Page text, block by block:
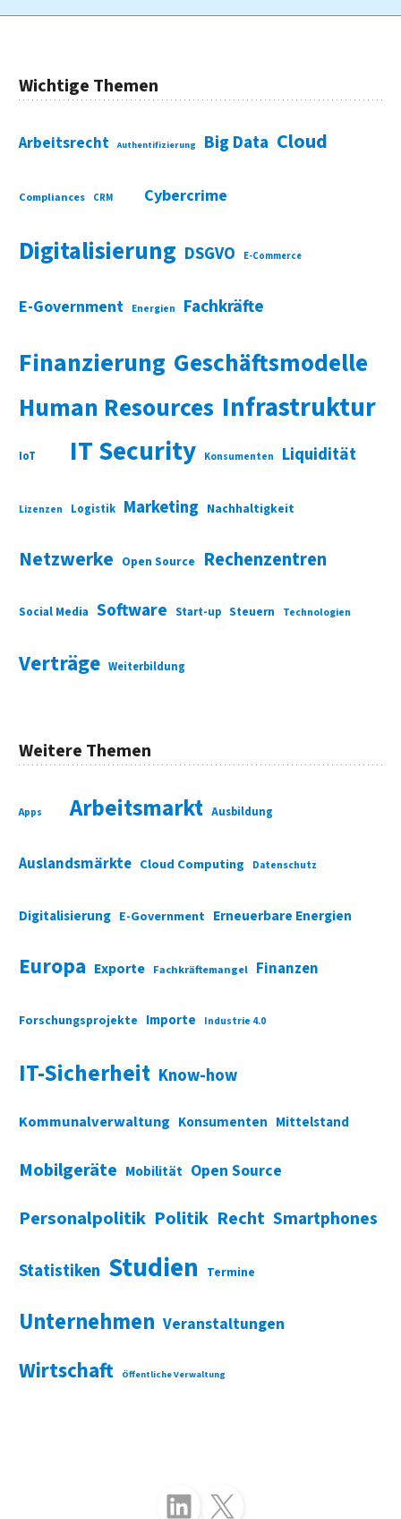
Wichtige Themen
Arbeitsrecht Authentifizierung Big Data Cloud
Compliances CRM Cybercrime
Digitalisierung DSGVO E-Commerce
E-Government Energien Fachkräfte
Finanzierung Geschäftsmodelle
Human Resources Infrastruktur
IoT IT Security Konsumenten Liquidität
Lizenzen Logistik Marketing Nachhaltigkeit
Netzwerke Open Source Rechenzentren
Social Media Software Start-up Steuern Technologien
Verträge Weiterbildung
Weitere Themen
Apps Arbeitsmarkt Ausbildung
Auslandsmärkte Cloud Computing Datenschutz
Digitalisierung E-Government Erneuerbare Energien
Europa Exporte Fachkräftemangel Finanzen
Forschungsprojekte Importe Industrie 4.0
IT-Sicherheit Know-how
Kommunalverwaltung Konsumenten Mittelstand
Mobilgeräte Mobilität Open Source
Personalpolitik Politik Recht Smartphones
Statistiken Studien Termine
Unternehmen Veranstaltungen
Wirtschaft Öffentliche Verwaltung
Folgen Sie uns auf LinkedInFolgen Sie uns auf X (Twitter)